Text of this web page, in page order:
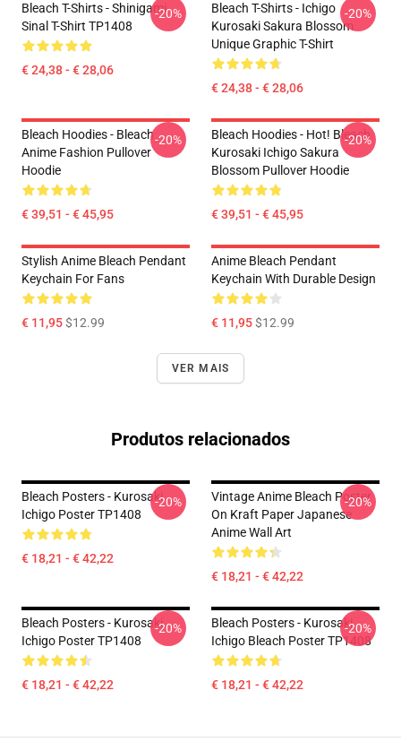
Bleach T-Shirts - Shinigami
Sinal T-Shirt TP1408
€ 24,38 - € 28,06
-20%
Bleach T-Shirts - Ichigo
Kurosaki Sakura Blossom
Unique Graphic T-Shirt
€ 24,38 - € 28,06
-20%
Bleach Hoodies - Bleach
Anime Fashion Pullover
Hoodie
€ 39,51 - € 45,95
-20%
Bleach Hoodies - Hot! Bleach
Kurosaki Ichigo Sakura
Blossom Pullover Hoodie
€ 39,51 - € 45,95
-20%
Stylish Anime Bleach Pendant
Keychain For Fans
€ 11,95$12.99
Anime Bleach Pendant
Keychain With Durable Design
€ 11,95$12.99
VER MAIS
Produtos relacionados
Bleach Posters - Kurosaki
Ichigo Poster TP1408
€ 18,21 - € 42,22
-20%
Vintage Anime Bleach Poster
On Kraft Paper Japanese
Anime Wall Art
€ 18,21 - € 42,22
-20%
Bleach Posters - Kurosaki
Ichigo Poster TP1408
€ 18,21 - € 42,22
-20%
Bleach Posters - Kurosaki
Ichigo Bleach Poster TP1408
€ 18,21 - € 42,22
-20%